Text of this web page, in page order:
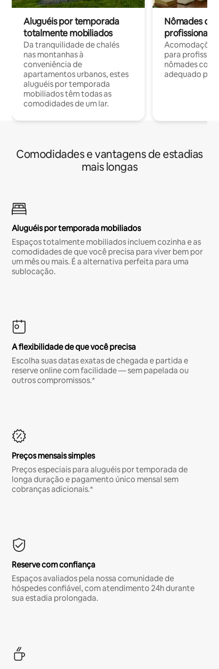
Aluguéis por temporada
totalmente mobiliados
Da tranquilidade de chalés
nas montanhas à
conveniência de
apartamentos urbanos, estes
aluguéis por temporada
mobiliados têm todas as
comodidades de um lar.
Nômades
profissionais
para
nômades com
adequado
Comodidades e vantagens de estadias
mais longas
Aluguéis por temporada mobiliados
Espaços totalmente mobiliados incluem cozinha e as
comodidades de que você precisa para viver bem por
um mês ou mais. É a alternativa perfeita para uma
sublocação.
A flexibilidade de que você precisa
Escolha suas datas exatas de chegada e partida e
reserve online com facilidade — sem papelada ou
outros compromissos.*
Preços mensais simples
Preços especiais para aluguéis por temporada de
longa duração e pagamento único mensal sem
cobranças adicionais.*
Reserve com confiança
Espaços avaliados pela nossa comunidade de
hóspedes confiável, com atendimento 24h durante
sua estadia prolongada.